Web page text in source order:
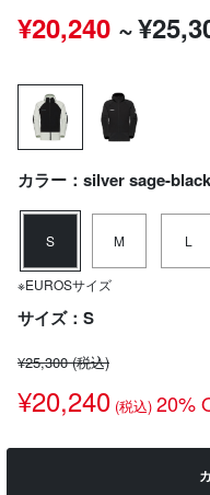
¥20,240 ~
カラー：silver sage-black
S M L
※EUROSサイズ
サイズ：S
¥25,300(税込)
¥20,240 (税込) 20%